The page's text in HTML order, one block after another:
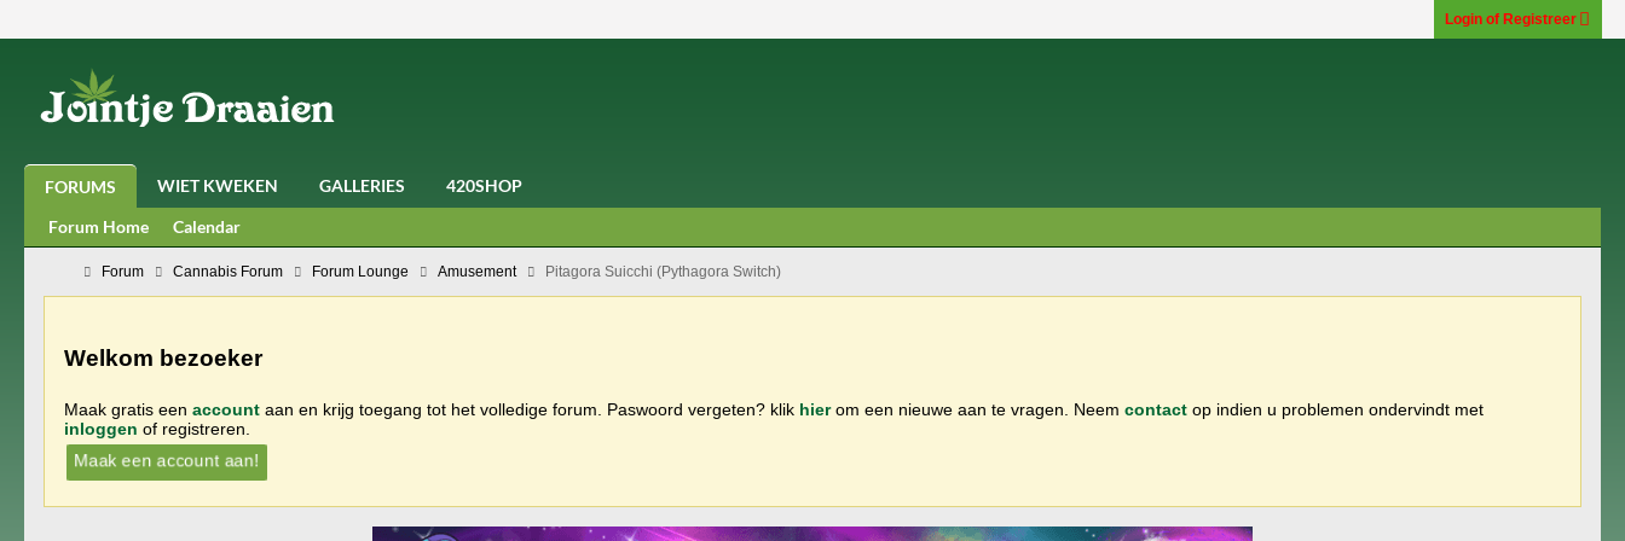
Login of Registreer
FORUMS WIET KWEKEN GALLERIES
420SHOP
Forum Home
Calendar
Forum Cannabis Forum Forum Lounge Amusement Pitagora Suicchi (Pythagora Switch)
Welkom bezoeker
Maak gratis een account aan en krijg toegang tot het volledige forum. Paswoord vergeten? klik hierom een nieuwe aan te vragen. Neem contact op indien u problemen ondervindt met
inloggen of registreren.
Maak een account aan!